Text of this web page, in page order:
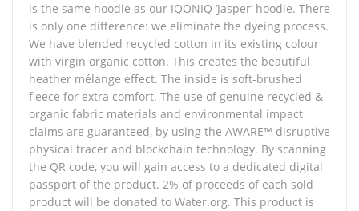
is the same hoodie as our IQONIQ ‘Jasper’ hoodie. There
is only one difference: we eliminate the dyeing process.
We have blended recycled cotton in its existing colour
with virgin organic cotton. This creates the beautiful
heather mélange effect. The inside is soft-brushed
fleece for extra comfort. The use of genuine recycled &
organic fabric materials and environmental impact
claims are guaranteed, by using the AWARE™ disruptive
physical tracer and blockchain technology. By scanning
the QR code, you will gain access to a dedicated digital
passport of the product. 2% of proceeds of each sold
product will be donated to Water.org. This product is